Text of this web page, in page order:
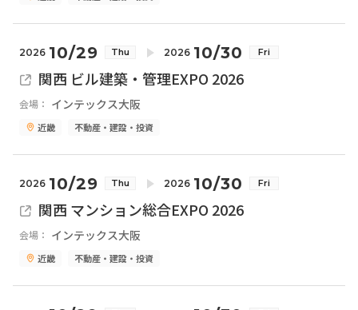
2026 10/29 Thu 2026 10/30 Fri
関西 ビル建築・管理EXPO 2026
会場： インテックス大阪
近畿 不動産・建設・投資
2026 10/29 Thu 2026 10/30 Fri
関西 マンション総合EXPO 2026
会場： インテックス大阪
近畿 不動産・建設・投資